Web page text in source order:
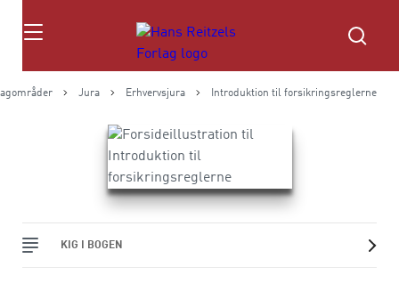
Søg
Jura Erhvervsjura Introduktion til forsikringsreglerne
KIG I BOGEN